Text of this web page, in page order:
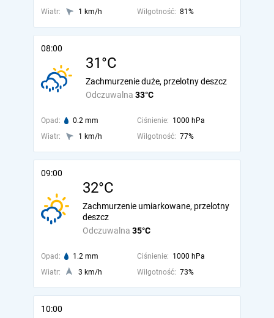
Wiatr: 1 km/h Wilgotność: 81%
08:00
31°C
Odczuwalna 33°C
Zachmurzenie duże, przelotny deszcz
Opad: 0.2 mm Ciśnienie: 1000 hPa
Wiatr:
1 km/h Wilgotność: 77%
09:00
32°C
Odczuwalna 35°C
Zachmurzenie umiarkowane, przelotny
deszcz
Opad: 1.2 mm Ciśnienie: 1000 hPa
Wiatr:
3 km/h Wilgotność: 73%
10:00